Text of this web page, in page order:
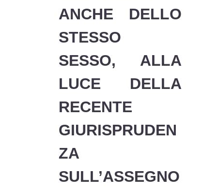
ANCHE DELLO
STESSO
SESSO, ALLA
LUCE DELLA
RECENTE
GIURISPRUDEN
ZA
SULL’ASSEGNO